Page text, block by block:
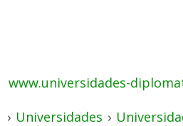
www.universidades-
› Universidades ›